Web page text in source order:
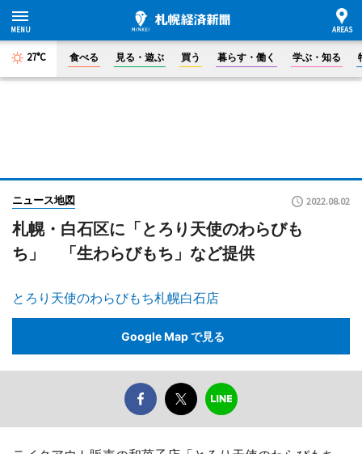
27°C 食べる 見る・遊ぶ 買う 暮らす・働く 学ぶ・知る
ニュース地図 2022.08.02
札幌・白石区に「とろり天使のわらびも
ち」 「生わらびもち」など提供
とろり天使のわらびもち札幌白石店
Google Map で見る